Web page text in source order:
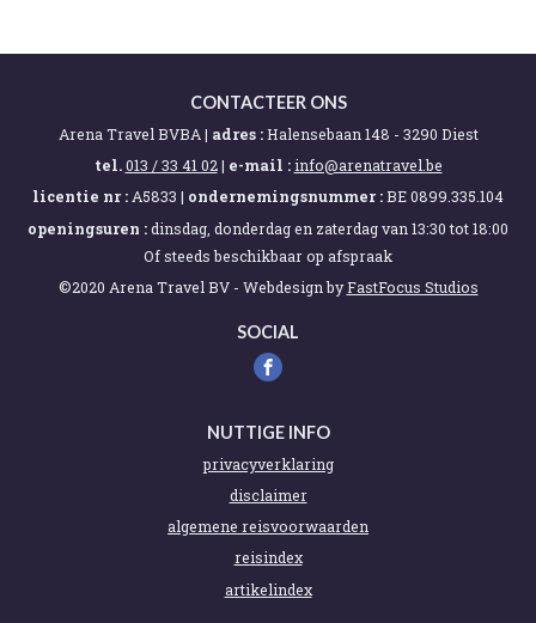
CONTACTEER ONS
Arena Travel BVBA | adres :Halensebaan 148 - 3290 Diest
tel. 013 / 33 41 02| e-mail : eb.levartanera@ofni
licentie nr :A5833 | ondernemingsnummer :BE 0899.335.104
openingsuren :dinsdag, donderdag en zaterdag van 13:30 tot 18:00
Of steeds beschikbaar op afspraak
©2020 Arena Travel BV - Webdesign byFastFocus Studios
SOCIAL
NUTTIGE INFO
privacyverklaring
disclaimer
algemene reisvoorwaarden
reisindex
artikelindex